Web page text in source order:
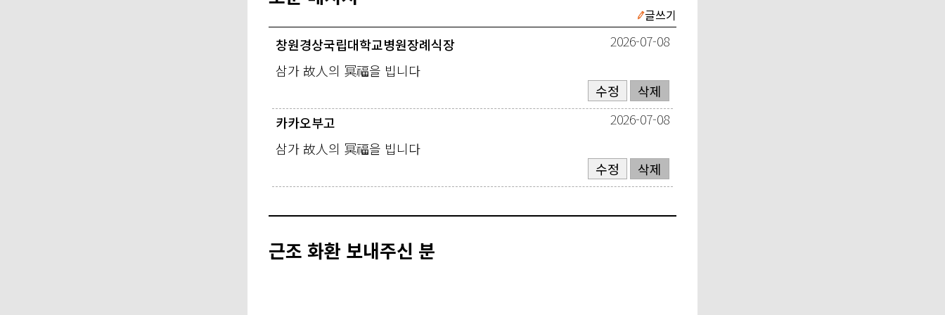
글쓰기
창원경상국립대학교병원장례식장
2026-07-08
삼가 故人의 冥福을 빕니다
수정
삭제
카카오부고
2026-07-08
삼가 故人의 冥福을 빕니다
수정
삭제
근조 화환 보내주신 분